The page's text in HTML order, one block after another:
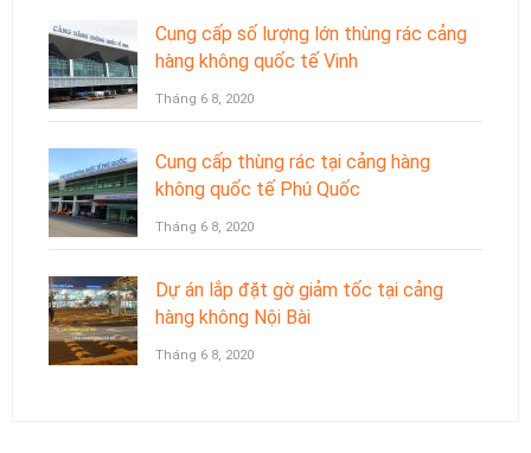
Cung cấp số lượng lớn thùng rác cảng
hàng không quốc tế Vinh
Tháng 6 8, 2020
Cung cấp thùng rác tại cảng hàng
không quốc tế Phú Quốc
Tháng 6 8, 2020
Dự án lắp đặt gờ giảm tốc tại cảng
hàng không Nội Bài
Tháng 6 8, 2020